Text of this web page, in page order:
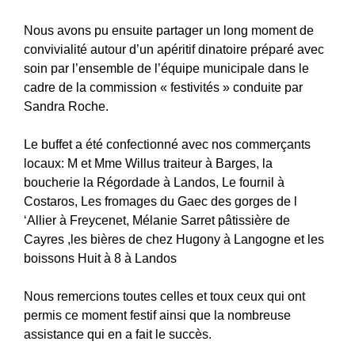
Nous avons pu ensuite partager un long moment de
convivialité autour d’un apéritif dinatoire préparé avec
soin par l’ensemble de l’équipe municipale dans le
cadre de la commission « festivités » conduite par
Sandra Roche.
Le buffet a été confectionné avec nos commerçants
locaux: M et Mme Willus traiteur à Barges, la
boucherie la Régordade à Landos, Le fournil à
Costaros, Les fromages du Gaec des gorges de l
‘Allier à Freycenet, Mélanie Sarret pâtissière de
Cayres ,les bières de chez Hugony à Langogne et les
boissons Huit à 8 à Landos
Nous remercions toutes celles et toux ceux qui ont
permis ce moment festif ainsi que la nombreuse
assistance qui en a fait le succès.